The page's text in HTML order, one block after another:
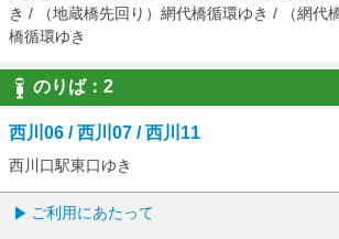
き / （地蔵橋先回り）網代橋循環ゆき / （網代
橋循環ゆき
のりば： 2
2
西川06 / 西川07 / 西川11
西川口駅東口ゆき
ご利用にあたって